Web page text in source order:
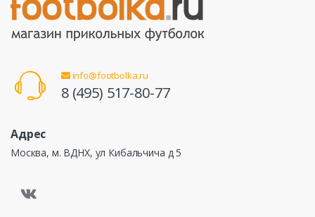
info@footbolka.ru
8 (495) 517-80-77
Адрес
Москва, м. ВДНХ, ул Кибальчича д 5